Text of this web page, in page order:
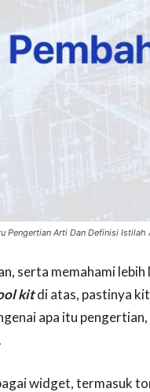
Pengertian Arti Dan Definisi
serta memahami
kitdi atas, pastinya
apa itu
widget, termasuk